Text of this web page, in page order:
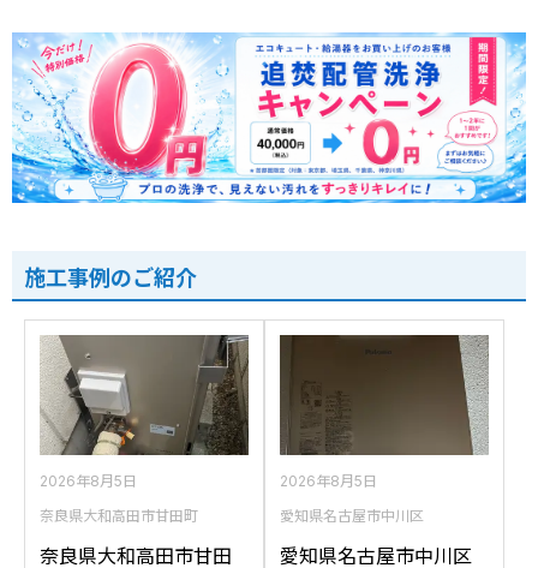
施工事例のご紹介
2026年8月5日
奈良県大和高田市甘田町
奈良県大和高田市甘田
2026年8月5日
愛知県名古屋市中川区
愛知県名古屋市中川区